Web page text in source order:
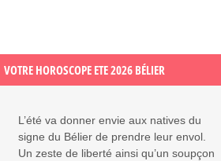
VOTRE HOROSCOPE ETE 2026 BÉLIER
L’été va donner envie aux natives du
signe du Bélier de prendre leur envol.
Un zeste de liberté ainsi qu’un soupçon